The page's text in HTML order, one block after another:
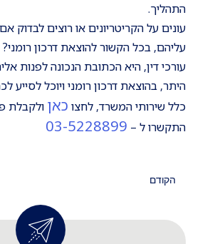
התהליך.
עונים על הקריטריונים או רוצים לבדוק
עליהם, בכל הקשור להוצאת דרכון
עורכי דין, היא הכתובת הנכונה לפנות
היתר, בהוצאת דרכון רומני ויוכל לסייע
כלל שירותי המשרד, לחצו כאן ולקבלת
התקשרו ל – 03-5228899
הקודם